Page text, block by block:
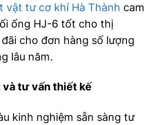
vật tư cơ khí Hà Thành cam
ống HJ-6 tốt cho thị
cho đơn hàng số lượng
lâu năm.
và tư vấn thiết kế
kinh nghiệm sẵn sàng tư